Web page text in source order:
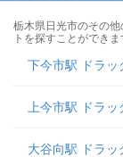
栃木県日光市のその
トを探すことができま
下今市駅 ドラッ
上今市駅 ドラ
大谷向駅 ドラッ